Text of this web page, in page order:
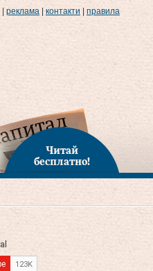
реклама контакти правила
Читай
бесплатно!